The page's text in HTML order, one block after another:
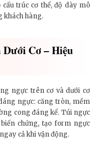
trúc cơ thể, độ dày mô
khách hàng.
Dưới Cơ – Hiệu
ngực trên cơ và dưới cơ
ngực: căng tròn, mềm
cong đáng kể. Túi ngực
chứng, tạo form ngực
cả khi vận động.